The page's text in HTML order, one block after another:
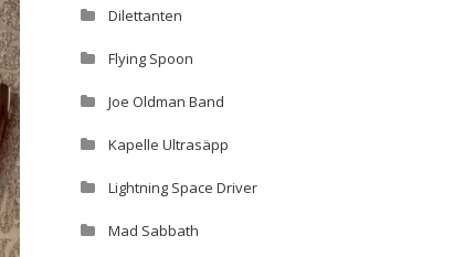
Dilettanten
Flying Spoon
Joe Oldman Band
Kapelle Ultrasäpp
Lightning Space Driver
Mad Sabbath